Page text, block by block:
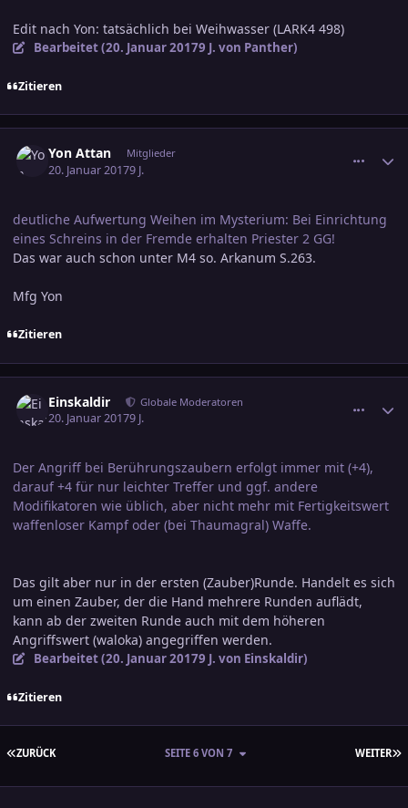
Edit nach Yon: tatsächlich bei Weihwasser (LARK4 498)
Bearbeitet (20. Januar 20179 J. von Panther)
Zitieren
Yon Attan Mitglieder
20. Januar 20179 J.
deutliche Aufwertung Weihen im Mysterium: Bei Einrichtung
eines Schreins in der Fremde erhalten Priester 2 GG!
Das war auch schon unter M4 so. Arkanum S.263.
Mfg Yon
Zitieren
Einskaldir Globale Moderatoren
20. Januar 20179 J.
Der Angriff bei Berührungszaubern erfolgt immer mit (+4),
darauf +4 für nur leichter Treffer und ggf. andere
Modifikatoren wie üblich, aber nicht mehr mit Fertigkeitswert
waffenloser Kampf oder (bei Thaumagral) Waffe.
Das gilt aber nur in der ersten (Zauber)Runde. Handelt es sich
um einen Zauber, der die Hand mehrere Runden auflädt,
kann ab der zweiten Runde auch mit dem höheren
Angriffswert (waloka) angegriffen werden.
Bearbeitet (20. Januar 20179 J. von Einskaldir)
Zitieren
ERSTE SEITE
ZURÜCK WEITER
SEITE 6 VON 7